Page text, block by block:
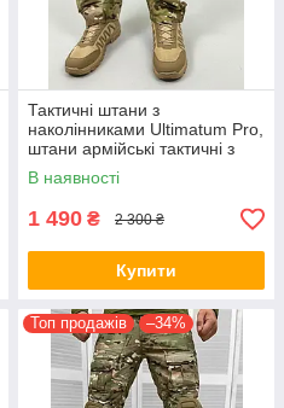
Тактичні штани з
наколінниками Ultimatum Pro,
штани армійські тактичні з
посиленними наколінниками
В наявності
1 490 ₴ 2 300 ₴
Купити
Топ продажів –34%